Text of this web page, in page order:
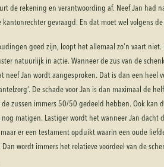
de rekening en verantwoording af. Neef Jan had
gevraagd. En dat moet wel volgens de
goed zijn, loopt het allemaal zo’n vaart
natuurlijk in actie. Wanneer de zus van de
neef Jan wordt aangesproken. Dat is dan een heel
De schade voor Jan is dan maximaal de
zussen immers 50/50 gedeeld hebben. Ook kan
matigen. Lastiger wordt het wanneer Jan dacht
er een testament opduikt waarin een oude
wordt immers het relatieve voordeel van de